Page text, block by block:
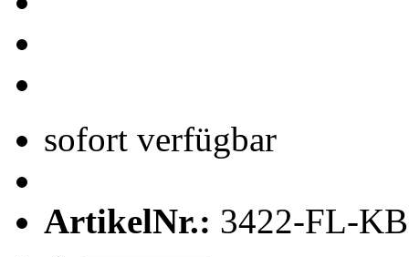
sofort verfügbar
ArtikelNr.: 3422-FL-